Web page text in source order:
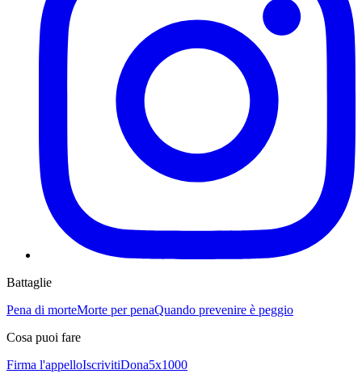
Battaglie
Pena di morteMorte per penaQuando prevenire è peggio
Cosa puoi fare
Firma l'appelloIscrivitiDona5x1000